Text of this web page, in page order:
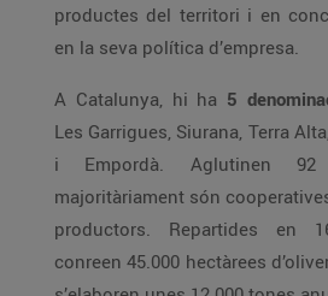
productes del territori i en
en la seva política d’empresa.
A Catalunya, hi ha 5
Les Garrigues, Siurana, Terra
i Empordà. Aglutinen 92
majoritàriament són
productors. Repartides en
conreen 45.000 hectàrees